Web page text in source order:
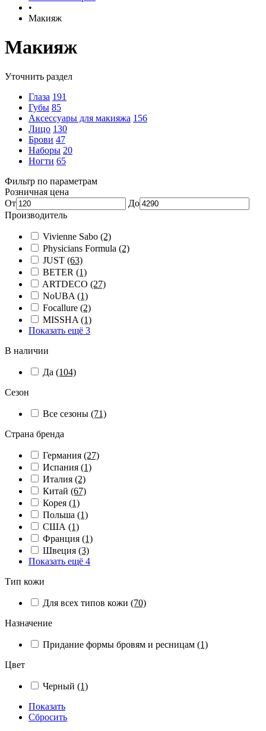
•
Макияж
Макияж
Уточнить раздел
Глаза 191
Губы 85
Аксессуары для макияжа 156
Лицо 130
Брови 47
Наборы 20
Ногти 65
Фильтр по параметрам
Розничная цена
От
До
Производитель
Vivienne Sabo (2)
Physicians Formula (2)
JUST (63)
BETER (1)
ARTDECO (27)
NoUBA (1)
Focallure (2)
MISSHA (1)
Показать ещё 3
В наличии
Да (104)
Сезон
Все сезоны (71)
Страна бренда
Германия (27)
Испания (1)
Италия (2)
Китай (67)
Корея (1)
Польша (1)
США (1)
Франция (1)
Швеция (3)
Показать ещё 4
Тип кожи
Для всех типов кожи (70)
Назначение
Придание формы бровям и ресницам (1)
Цвет
Черный (1)
Показать
Сбросить